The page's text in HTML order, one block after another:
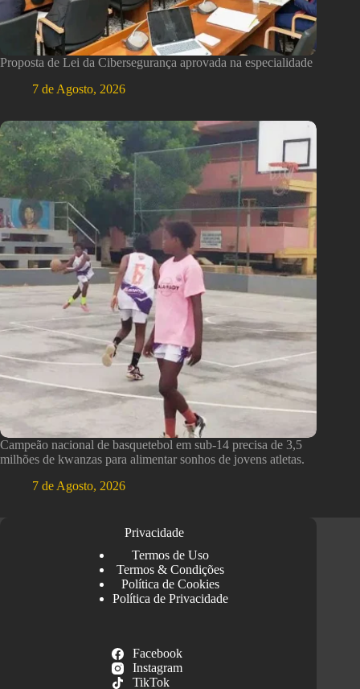
Proposta de Lei da Cibersegurança aprovada na especialidade
7 de Agosto, 2026
Campeão nacional de basquetebol em sub-14 precisa de 3,5
milhões de kwanzas para alimentar sonhos de jovens atletas.
7 de Agosto, 2026
Privacidade
Termos de Uso
Termos & Condições
Política de Cookies
Política de Privacidade
Facebook
Instagram
TikTok